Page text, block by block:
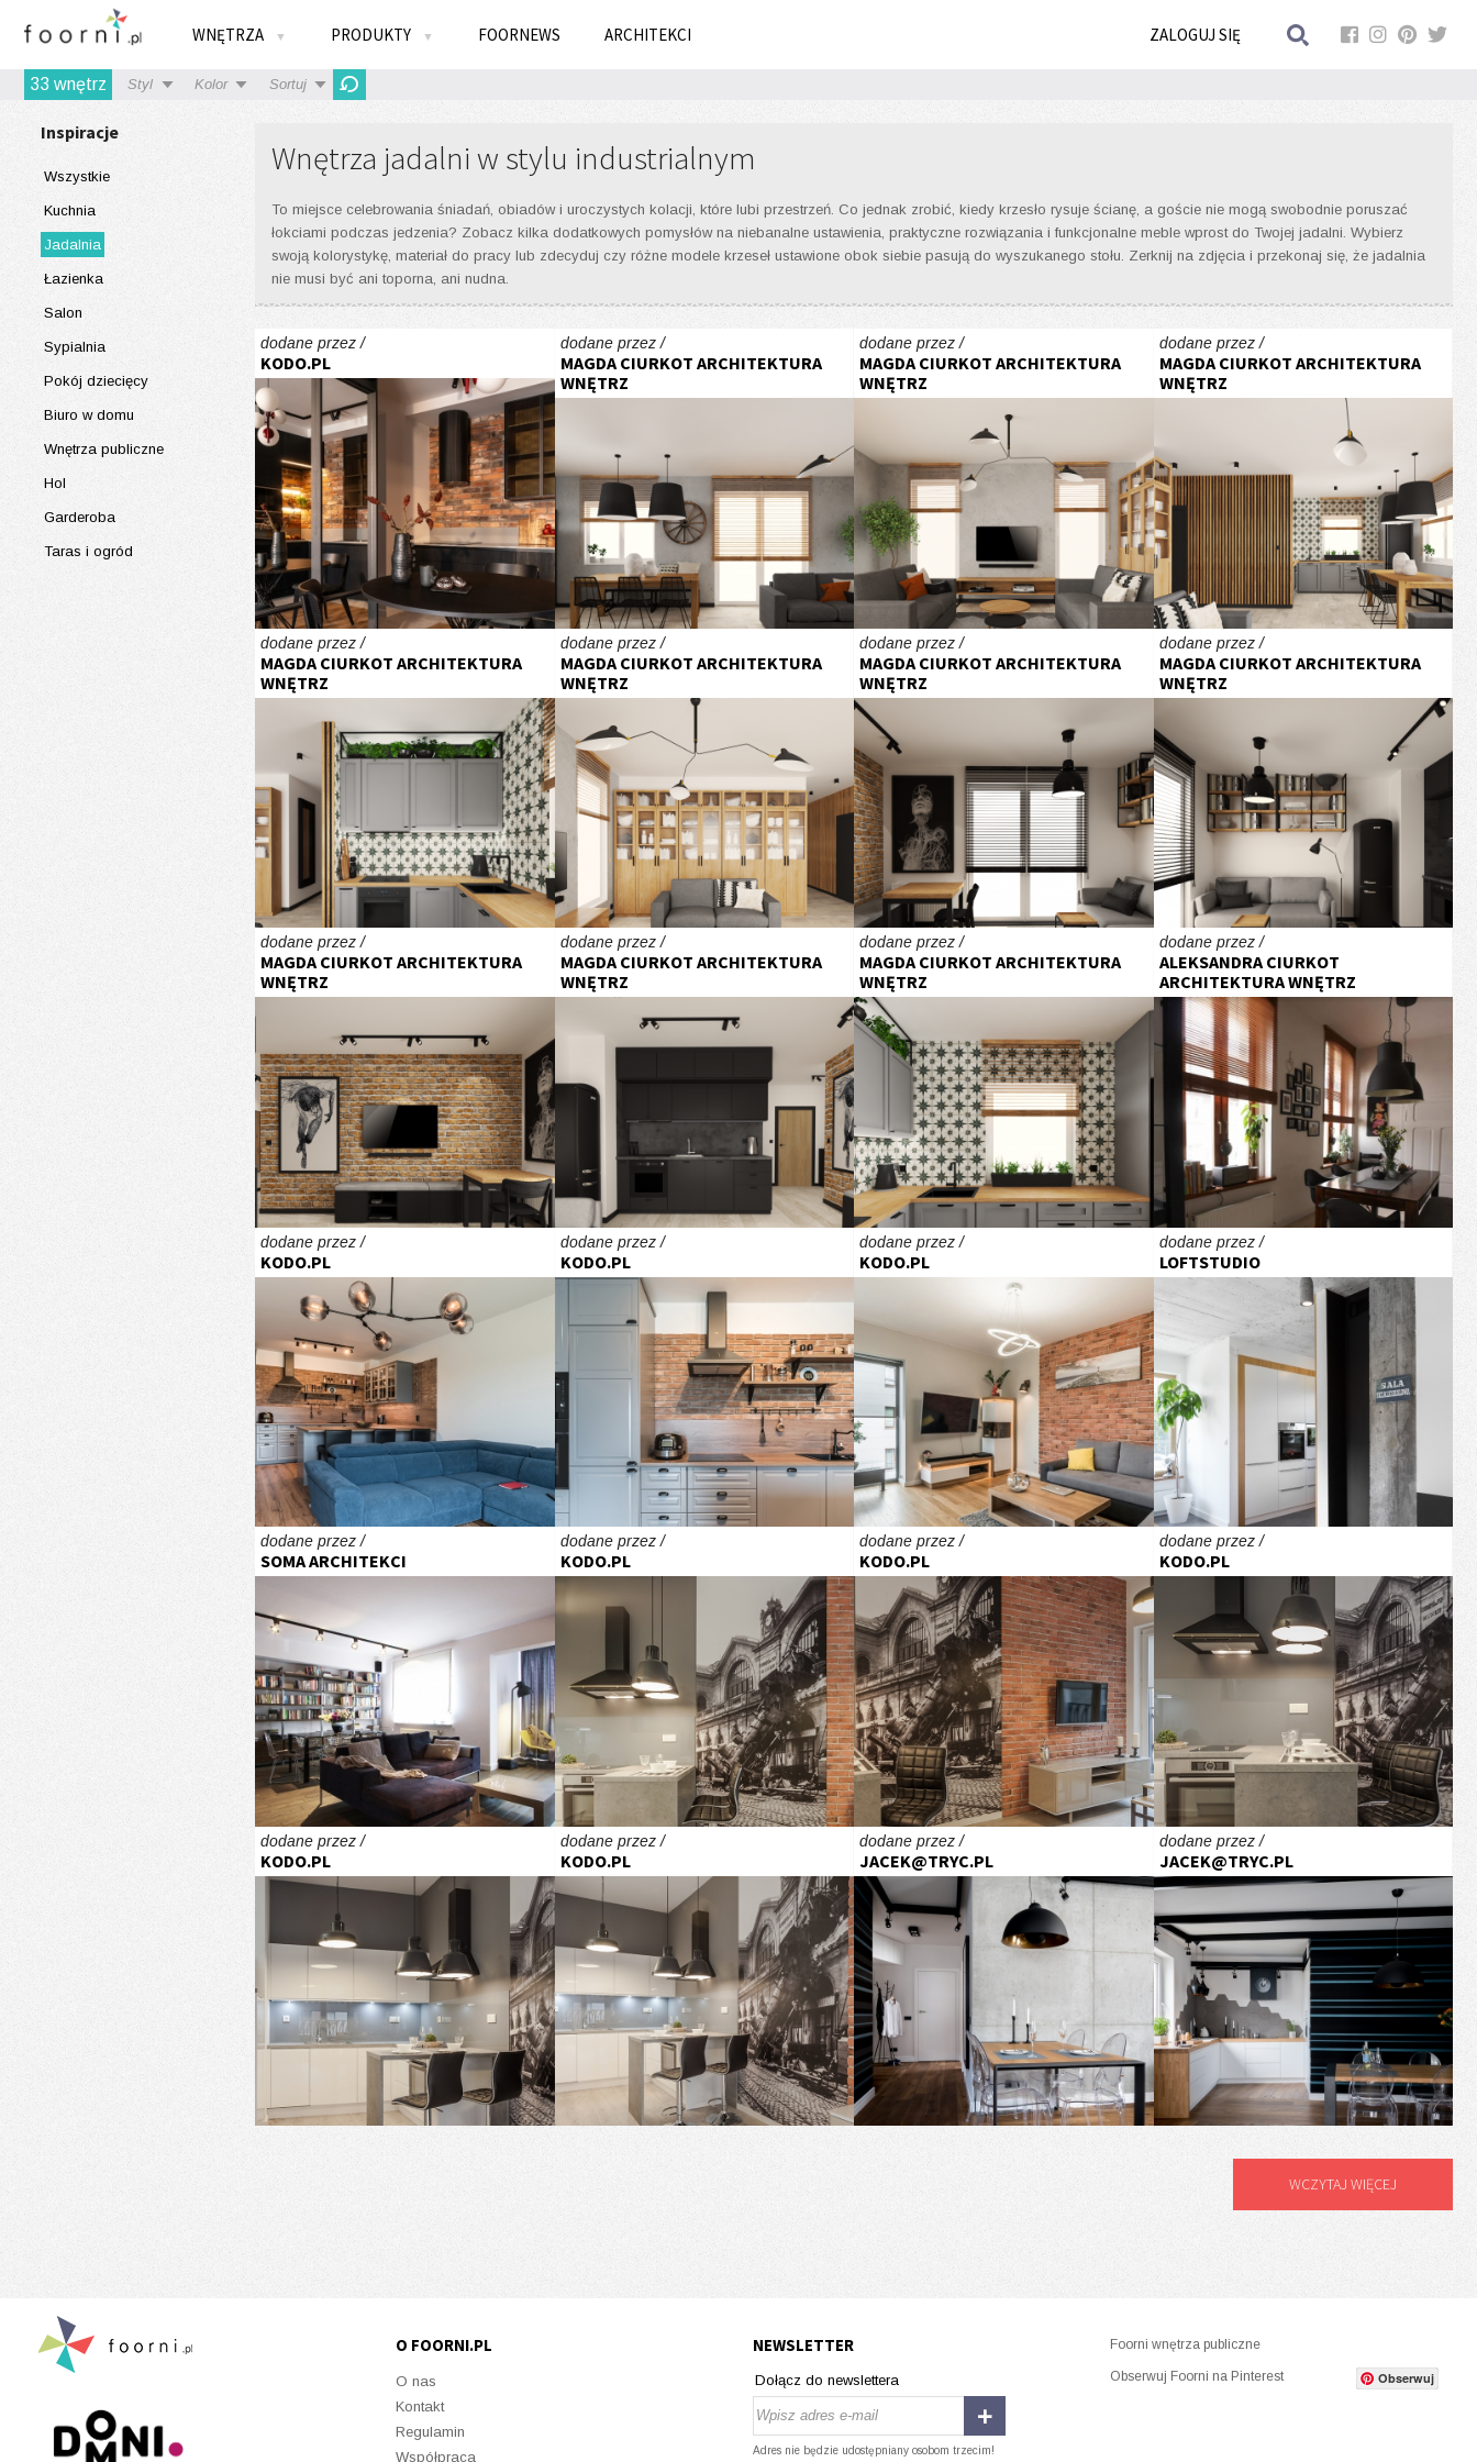
WNĘTRZA ▼ PRODUKTY ▼ FOORNEWS ARCHITEKCI ZALOGUJ SIĘ
33 wnętrz Styl Kolor Sortuj
Inspiracje
Wszystkie
Kuchnia
Jadalnia
Łazienka
Salon
Sypialnia
Pokój dziecięcy
Biuro w domu
Wnętrza publiczne
Hol
Garderoba
Taras i ogród
Wnętrza jadalni w stylu industrialnym
To miejsce celebrowania śniadań, obiadów i uroczystych kolacji, które lubi przestrzeń. Co jednak zrobić, kiedy krzesło rysuje ścianę, a goście nie mogą swobodnie poruszać
łokciami podczas jedzenia? Zobacz kilka dodatkowych pomysłów na niebanalne ustawienia, praktyczne rozwiązania i funkcjonalne meble wprost do Twojej jadalni. Wybierz
swoją kolorystykę, materiał do pracy lub zdecyduj czy różne modele krzeseł ustawione obok siebie pasują do wyszukanego stołu. Zerknij na zdjęcia i przekonaj się, że jadalnia
nie musi być ani toporna, ani nudna.
dodane przez /
KODO.PL
dodane przez /
MAGDA CIURKOT ARCHITEKTURA
WNĘTRZ
dodane przez /
MAGDA CIURKOT ARCHITEKTURA
WNĘTRZ
dodane przez /
MAGDA CIURKOT ARCHITEKTURA
WNĘTRZ
dodane przez /
MAGDA CIURKOT ARCHITEKTURA
WNĘTRZ
dodane przez /
MAGDA CIURKOT ARCHITEKTURA
WNĘTRZ
dodane przez /
MAGDA CIURKOT ARCHITEKTURA
WNĘTRZ
dodane przez /
MAGDA CIURKOT ARCHITEKTURA
WNĘTRZ
dodane przez /
MAGDA CIURKOT ARCHITEKTURA
WNĘTRZ
dodane przez /
MAGDA CIURKOT ARCHITEKTURA
WNĘTRZ
dodane przez /
MAGDA CIURKOT ARCHITEKTURA
WNĘTRZ
dodane przez /
ALEKSANDRA CIURKOT
ARCHITEKTURA WNĘTRZ
dodane przez /
KODO.PL
dodane przez /
KODO.PL
dodane przez /
KODO.PL
dodane przez /
LOFTSTUDIO
dodane przez /
SOMA ARCHITEKCI
dodane przez /
KODO.PL
dodane przez /
KODO.PL
dodane przez /
KODO.PL
dodane przez /
KODO.PL
dodane przez /
KODO.PL
dodane przez /
JACEK@TRYC.PL
dodane przez /
JACEK@TRYC.PL
WCZYTAJ WIĘCEJ
O FOORNI.PL
O nas
Kontakt
Regulamin
Współpraca
NEWSLETTER
Dołącz do newslettera
Adres nie będzie udostępniany osobom trzecim!
Foorni wnętrza publiczne
Obserwuj Foorni na Pinterest Obserwuj